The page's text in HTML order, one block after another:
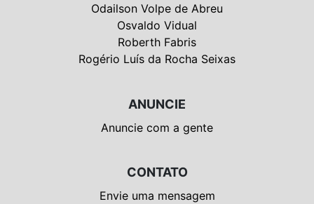
Odailson Volpe de Abreu
Osvaldo Vidual
Roberth Fabris
Rogério Luís da Rocha Seixas
ANUNCIE
Anuncie com a gente
CONTATO
Envie uma mensagem